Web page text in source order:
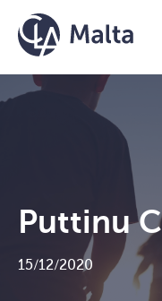
İçeriğe geç
Puttinu
15/12/2020